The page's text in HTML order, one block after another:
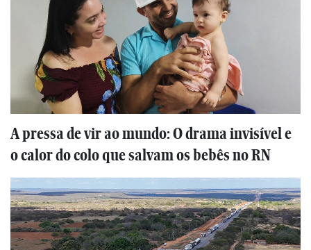
A pressa de vir ao mundo: O drama invisível e
o calor do colo que salvam os bebês no RN